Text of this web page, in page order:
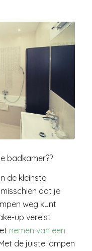
badkamer??
de kleinste
dat je
weg kunt
up vereist
nemen van een
de juiste lampen